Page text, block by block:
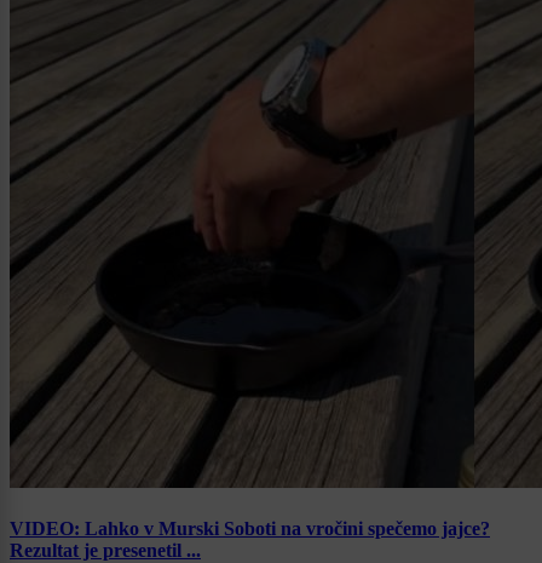
VIDEO: Lahko v Murski Soboti na vročini spečemo jajce?
Rezultat je presenetil ...